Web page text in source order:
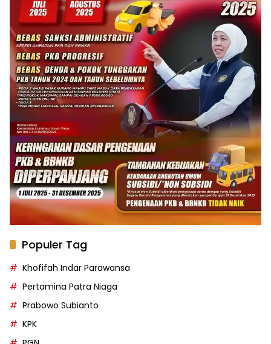
Populer Tag
Khofifah Indar Parawansa
Pertamina Patra Niaga
Prabowo Subianto
KPK